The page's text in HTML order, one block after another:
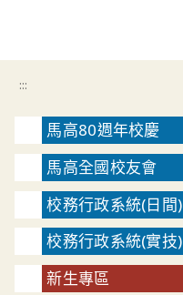
:::
馬高80週年校慶
馬高全國校友會
校務行政系統(日間)
校務行政系統(實技)
新生專區